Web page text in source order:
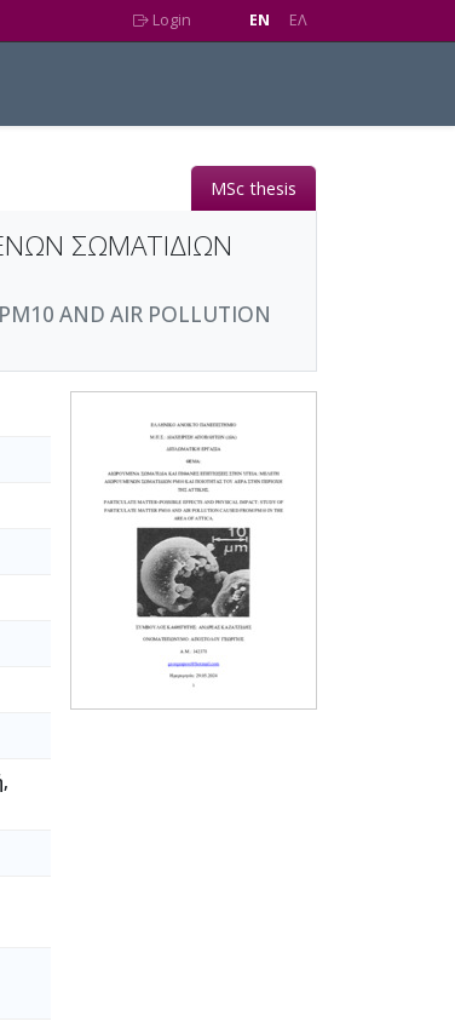
Login EN EΛ
MSc thesis
ΣΩΜΑΤΙΔΙΩΝ
AND AIR POLLUTION